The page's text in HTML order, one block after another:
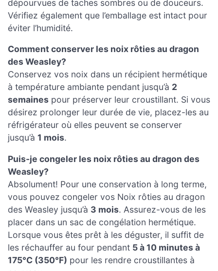
dépourvues de taches sombres ou de douceurs.
Vérifiez également que l’emballage est intact pour
éviter l’humidité.
Comment conserver les noix rôties au dragon
des Weasley?
Conservez vos noix dans un récipient hermétique
à température ambiante pendant jusqu’à 2
semaines pour préserver leur croustillant. Si vous
désirez prolonger leur durée de vie, placez-les au
réfrigérateur où elles peuvent se conserver
jusqu’à 1 mois.
Puis-je congeler les noix rôties au dragon des
Weasley?
Absolument! Pour une conservation à long terme,
vous pouvez congeler vos Noix rôties au dragon
des Weasley jusqu’à 3 mois. Assurez-vous de les
placer dans un sac de congélation hermétique.
Lorsque vous êtes prêt à les déguster, il suffit de
les réchauffer au four pendant 5 à 10 minutes à
175°C (350°F) pour les rendre croustillantes à